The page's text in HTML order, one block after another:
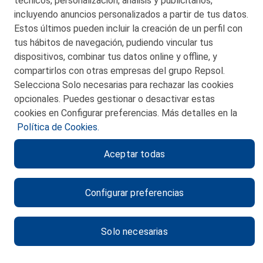
CONTACTO
MAPA WEB
POLITICA DE PRIVACIDAD
POLITICA DE COOKIES
CANAL DE ÉTICA
incluyendo anuncios personalizados a partir de tus datos.
Estos últimos pueden incluir la creación de un perfil con
tus hábitos de navegación, pudiendo vincular tus
dispositivos, combinar tus datos online y offline, y
compartirlos con otras empresas del grupo Repsol.
Selecciona Solo necesarias para rechazar las cookies
opcionales. Puedes gestionar o desactivar estas
cookies en Configurar preferencias. Más detalles en la
Política de Cookies.
Configurar preferencias
Solo necesarias
Aceptar todas